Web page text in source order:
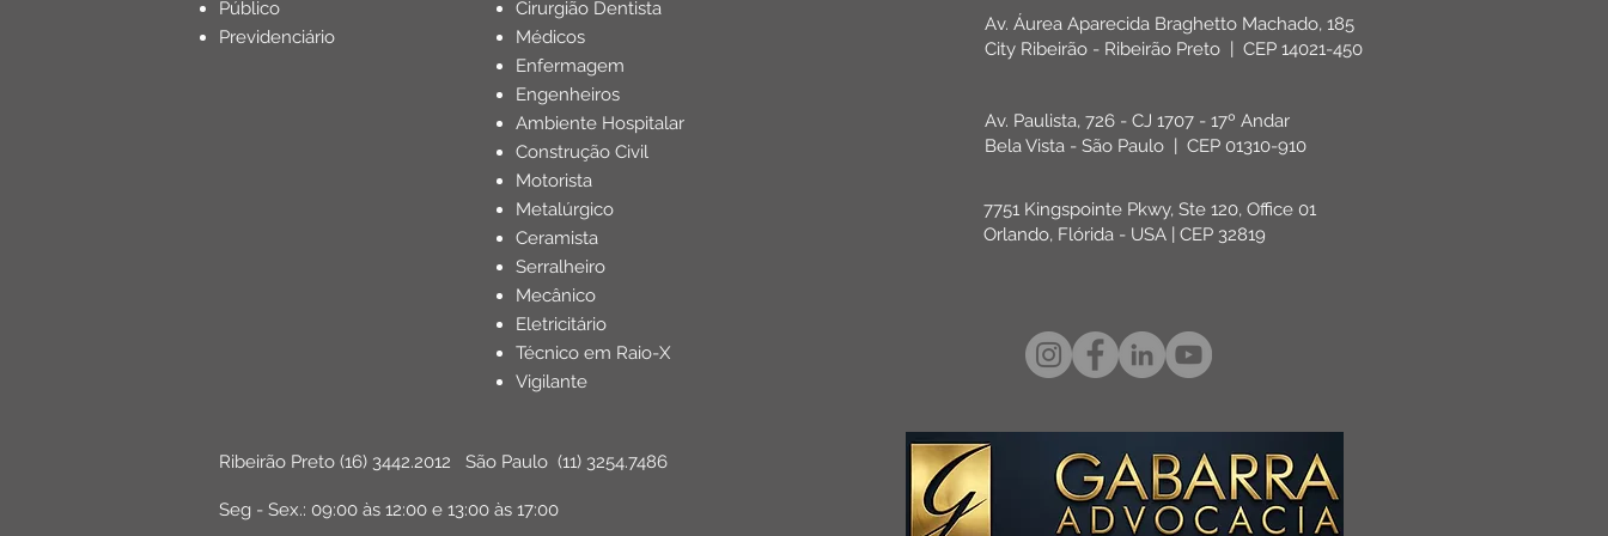
Público
Previdenciário
Cirurgião Dentista
Médicos
Enfermagem
Engenheiros
Ambiente Hospitalar
Construção Civil
Motorista
Metalúrgico
Ceramista
Serralheiro
Mecânico
Eletricitário
Técnico em Raio-X
Vigilante
Av. Áurea Aparecida Braghetto Machado, 185
City Ribeirão - Ribeirão Preto | CEP 14021-450
Av. Paulista, 726 - CJ 1707 - 17º Andar
Bela Vista - São Paulo | CEP 01310-910
7751 Kingspointe Pkwy, Ste 120, Office 01
Orlando, Flórida - USA | CEP 32819
Ribeirão Preto (16) 3442.2012 São Paulo (11) 3254.7486
Seg - Sex.: 09:00 às 12:00 e 13:00 às 17:00